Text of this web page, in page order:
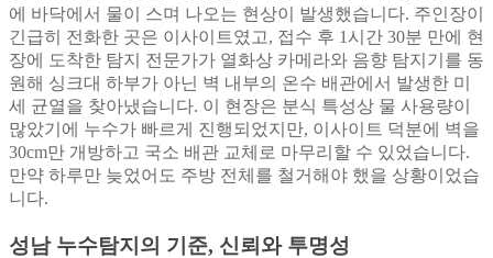
에 바닥에서 물이 스며 나오는 현상이 발생했습니다. 주인장이
긴급히 전화한 곳은 이사이트였고, 접수 후 1시간 30분 만에 현
장에 도착한 탐지 전문가가 열화상 카메라와 음향 탐지기를 동
원해 싱크대 하부가 아닌 벽 내부의 온수 배관에서 발생한 미
세 균열을 찾아냈습니다. 이 현장은 분식 특성상 물 사용량이
많았기에 누수가 빠르게 진행되었지만, 이사이트 덕분에 벽을
30cm만 개방하고 국소 배관 교체로 마무리할 수 있었습니다.
만약 하루만 늦었어도 주방 전체를 철거해야 했을 상황이었습
니다.
성남 누수탐지의 기준, 신뢰와 투명성